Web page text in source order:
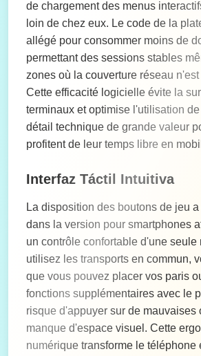
de chargement des menus
loin de chez eux. Le code de la
allégé pour consommer moins de
permettant des sessions stables
zones où la couverture réseau
Cette efficacité logicielle évite la
terminaux et optimise l'utilisation
détail technique de grande valeur
profitent de leur temps libre en
Interfaz Táctil Intuitiva
La disposition des boutons de jeu
dans la version pour smartphones
un contrôle confortable d'une seule
utilisez les transports en commun,
que vous pouvez placer vos paris
fonctions supplémentaires avec le
risque d'appuyer sur de mauvaises
manque d'espace visuel. Cette
numérique transforme le téléphone